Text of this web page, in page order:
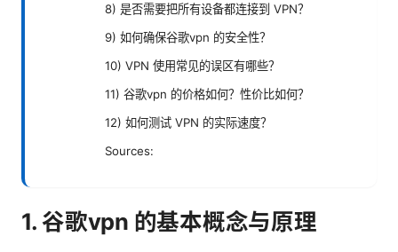
8) 是否需要把所有设备都连接到 VPN？
9) 如何确保谷歌vpn 的安全性？
10) VPN 使用常见的误区有哪些？
11) 谷歌vpn 的价格如何？性价比如何？
12) 如何测试 VPN 的实际速度？
Sources:
1. 谷歌vpn 的基本概念与原理